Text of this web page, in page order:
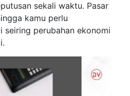
sekali waktu. Pasar
kamu perlu
seiring perubahan ekonomi